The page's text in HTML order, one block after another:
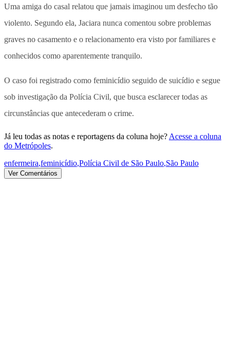
Uma amiga do casal relatou que jamais imaginou um desfecho tão
violento. Segundo ela, Jaciara nunca comentou sobre problemas
graves no casamento e o relacionamento era visto por familiares e
conhecidos como aparentemente tranquilo.
O caso foi registrado como feminicídio seguido de suicídio e segue
sob investigação da Polícia Civil, que busca esclarecer todas as
circunstâncias que antecederam o crime.
Já leu todas as notas e reportagens da coluna hoje? Acesse a coluna
do Metrópoles.
enfermeira,feminicídio,Polícia Civil de São Paulo,São Paulo
Ver Comentários